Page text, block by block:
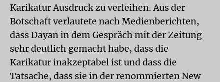
Karikatur Ausdruck zu verleihen. Aus der
Botschaft verlautete nach Medienberichten,
dass Dayan in dem Gespräch mit der Zeitung
sehr deutlich gemacht habe, dass die
Karikatur inakzeptabel ist und dass die
Tatsache, dass sie in der renommierten New